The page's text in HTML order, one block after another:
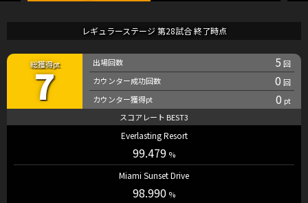
レギュラーステージ 第28試合 終了時点
7
5
0
0
Everlasting Resort
99.479
Miami Sunset Drive
98.990